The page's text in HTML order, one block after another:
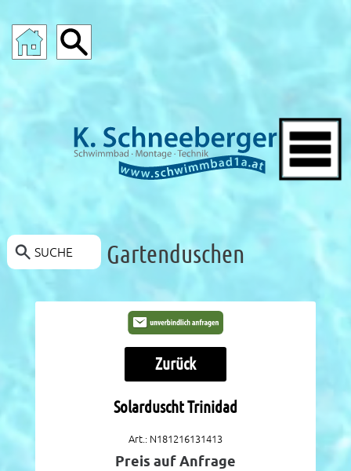
SUCHE Gartenduschen
Zurück
Solarduscht Trinidad
Art.: N181216131413
Preis auf Anfrage